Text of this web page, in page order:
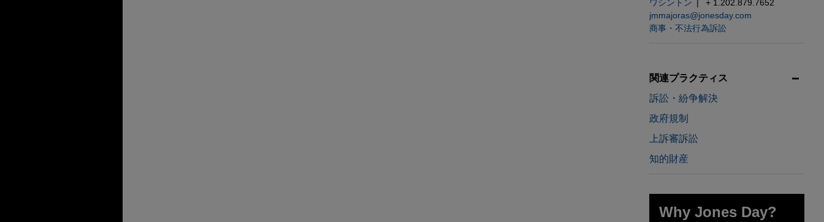
ワシントン
+ 1.202.879.7652
jmmajoras@jonesday.com
商事・不法行為訴訟
関連プラクティス
訴訟・紛争解決
政府規制
上訴審訴訟
知的財産
Why Jones Day?